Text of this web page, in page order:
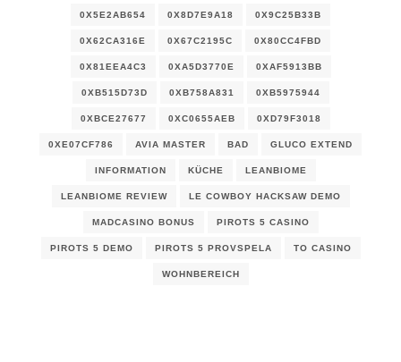
0X5E2AB654 0X8D7E9A18 0X9C25B33B
0X62CA316E 0X67C2195C 0X80CC4FBD
0X81EEA4C3 0XA5D3770E 0XAF5913BB
0XB515D73D 0XB758A831 0XB5975944
0XBCE27677 0XC0655AEB 0XD79F3018
0XE07CF786 AVIA MASTER BAD GLUCO EXTEND
INFORMATION KÜCHE LEANBIOME
LEANBIOME REVIEW LE COWBOY HACKSAW DEMO
MADCASINO BONUS PIROTS 5 CASINO
PIROTS 5 DEMO PIROTS 5 PROVSPELA TO CASINO
WOHNBEREICH